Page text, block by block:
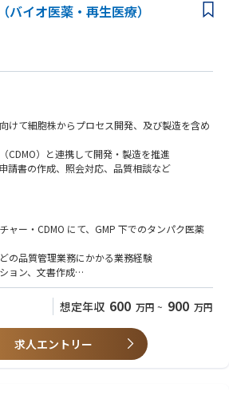
の研究開発に力を入れ、無機/有機を問わず、特
と生み出してきました。
体用研磨剤やコーティング剤などの表面改質剤
ありますが生産工程でのキーマテリアルとし
ネルギー、モビリティなどの幅広い分野で使用
。
イオ医薬・再生医療）
けて細胞株からプロセス開発、及び製造を含め
CDMO）と連携して開発・製造を推進
請書の作成、照会対応、品質相談など
ャー・CDMO にて、GMP 下でのタンパク医薬
の品質管理業務にかかる業務経験
ョン、文書作成
工学や細胞発現などに関する知識
造に係る業務経験
験
想定年収 600 万円 ~ 900 万円
求人エントリー